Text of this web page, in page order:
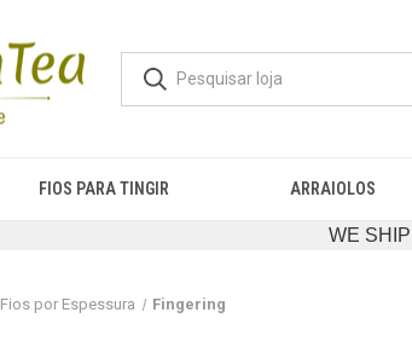
FIOS PARA TINGIR ARRAIOLOS
WE
Fios por Espessura Fingering